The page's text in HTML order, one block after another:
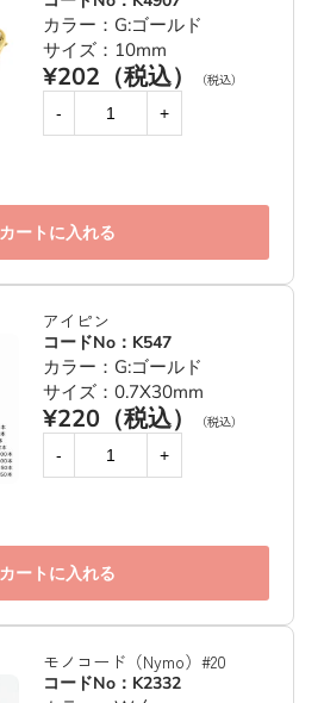
カラー：G:ゴールド
サイズ：10mm
¥202（税込） （税込）
- +
カートに入れる
アイピン
コードNo：K547
カラー：G:ゴールド
サイズ：0.7X30mm
¥220（税込） （税込）
- +
カートに入れる
モノコード（Nymo）#20
コードNo：K2332